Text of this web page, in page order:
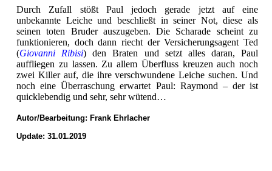
Durch Zufall stößt Paul jedoch gerade jetzt auf eine
unbekannte Leiche und beschließt in seiner Not, diese als
seinen toten Bruder auszugeben. Die Scharade scheint zu
funktionieren, doch dann riecht der Versicherungsagent Ted
(Giovanni Ribisi) den Braten und setzt alles daran, Paul
auffliegen zu lassen. Zu allem Überfluss kreuzen auch noch
zwei Killer auf, die ihre verschwundene Leiche suchen. Und
noch eine Überraschung erwartet Paul: Raymond – der ist
quicklebendig und sehr, sehr wütend…
Autor/Bearbeitung: Frank Ehrlacher
Update: 31.01.2019